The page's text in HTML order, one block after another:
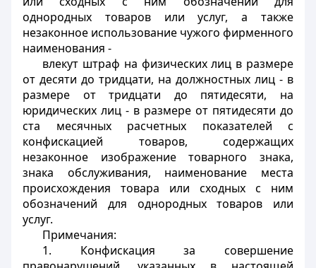
однородных товаров или услуг, а также
незаконное использование чужого фирменного
наименования -
влекут штраф на физических лиц в размере
от десяти до тридцати, на должностных лиц - в
размере от тридцати до пятидесяти, на
юридических лиц - в размере от пятидесяти до
ста месячных расчетных показателей с
конфискацией товаров, содержащих
незаконное изображение товарного знака,
знака обслуживания, наименование места
происхождения товара или сходных с ним
обозначений для однородных товаров или
услуг.
Примечания:
1. Конфискация за совершение